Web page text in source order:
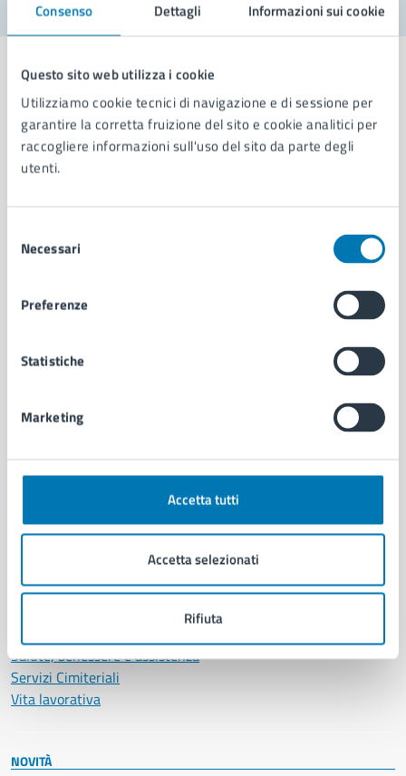
Consenso Dettagli Informazioni sui cookie
Questo sito web utilizza i cookie
Utilizziamo cookie tecnici di navigazione e di sessione per
garantire la corretta fruizione del sito e cookie analitici per
raccogliere informazioni sull'uso del sito da parte degli
utenti.
delNecessari
Preferenze
Statistiche
Marketing
Accetta tutti
Accetta selezionati
Rifiuta
Comune di Napoli
Organi di governo
Enti e fondazioni
Documenti e dati
Ambiente
Autorizzazioni
Documenti e certificati
Educazione e formazione
Giustizia e sicurezza pubblica
Salute, benessere e assistenza
Servizi Cimiteriali
Vita lavorativa
NOVITÀ